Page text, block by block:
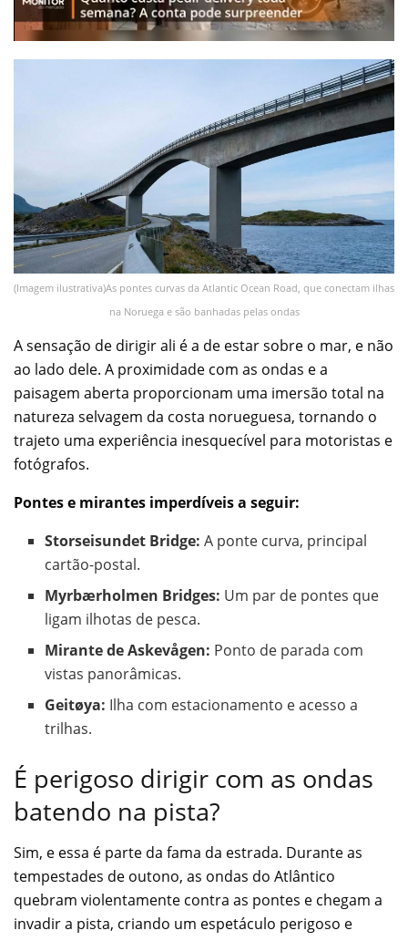
(Imagem ilustrativa)As pontes curvas da Atlantic Ocean Road, que conectam ilhas
na Noruega e são banhadas pelas ondas
A sensação de dirigir ali é a de estar sobre o mar, e não
ao lado dele. A proximidade com as ondas e a
paisagem aberta proporcionam uma imersão total na
natureza selvagem da costa norueguesa, tornando o
trajeto uma experiência inesquecível para motoristas e
fotógrafos.
Pontes e mirantes imperdíveis a seguir:
Storseisundet Bridge: A ponte curva, principal
cartão-postal.
Myrbærholmen Bridges: Um par de pontes que
ligam ilhotas de pesca.
Mirante de Askevågen: Ponto de parada com
vistas panorâmicas.
Geitøya: Ilha com estacionamento e acesso a
trilhas.
É perigoso dirigir com as ondas
batendo na pista?
Sim, e essa é parte da fama da estrada. Durante as
tempestades de outono, as ondas do Atlântico
quebram violentamente contra as pontes e chegam a
invadir a pista, criando um espetáculo perigoso e